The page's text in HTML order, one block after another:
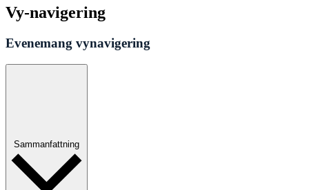
Vy-navigering
Evenemang vynavigering
Sammanfattning